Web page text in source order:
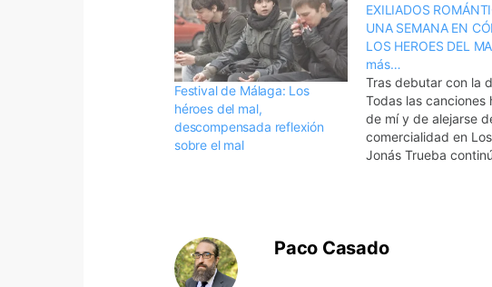
Festival de Málaga: Los
héroes del mal,
descompensada reflexión
sobre el mal
EXILIADOS
UNA SEMANA EN
LOS HEROES DEL
más…
Tras debutar con la
Todas las canciones
de mí y de alejarse
comercialidad en
Jonás Trueba
Málaga.
Paco Casado